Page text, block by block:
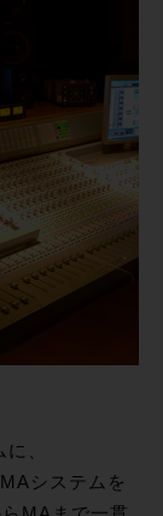
、
システムを